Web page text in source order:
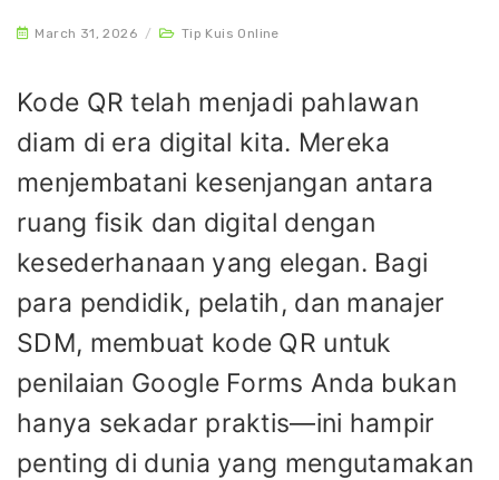
March 31, 2026 / Tip Kuis Online
Kode QR telah menjadi pahlawan
diam di era digital kita. Mereka
menjembatani kesenjangan antara
ruang fisik dan digital dengan
kesederhanaan yang elegan. Bagi
para pendidik, pelatih, dan manajer
SDM, membuat kode QR untuk
penilaian Google Forms Anda bukan
hanya sekadar praktis—ini hampir
penting di dunia yang mengutamakan